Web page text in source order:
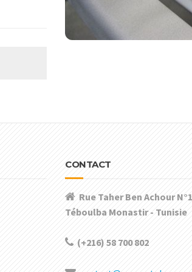
CONTACT
Rue Taher Ben Achour
Téboulba Monastir - Tunisie
(+216) 58 700 802